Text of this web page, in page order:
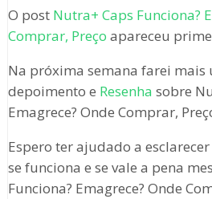
O post Nutra+ Caps Funciona?
Comprar, Preço apareceu
Na próxima semana farei mais
depoimento e Resenha sobre
Emagrece? Onde Comprar,
Espero ter ajudado a
se funciona e se vale a pena
Funciona? Emagrece? Onde